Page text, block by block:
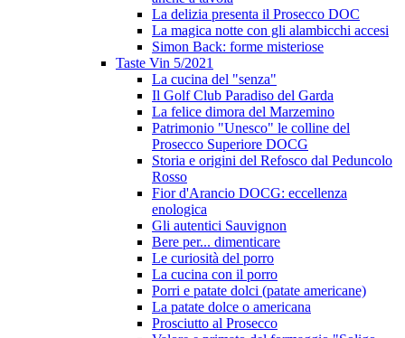
La delizia presenta il Prosecco DOC
La magica notte con gli alambicchi accesi
Simon Back: forme misteriose
Taste Vin 5/2021
La cucina del "senza"
Il Golf Club Paradiso del Garda
La felice dimora del Marzemino
Patrimonio "Unesco" le colline del
Prosecco Superiore DOCG
Storia e origini del Refosco dal Peduncolo
Rosso
Fior d'Arancio DOCG: eccellenza
enologica
Gli autentici Sauvignon
Bere per... dimenticare
Le curiosità del porro
La cucina con il porro
Porri e patate dolci (patate americane)
La patate dolce o americana
Prosciutto al Prosecco